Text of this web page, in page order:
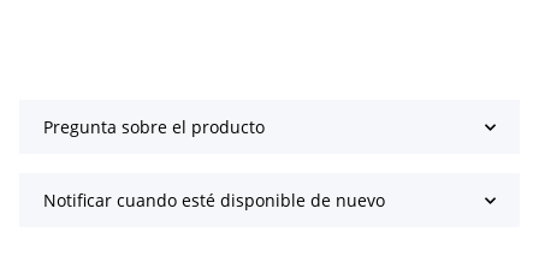
Pregunta sobre el producto
Notificar cuando esté disponible de nuevo